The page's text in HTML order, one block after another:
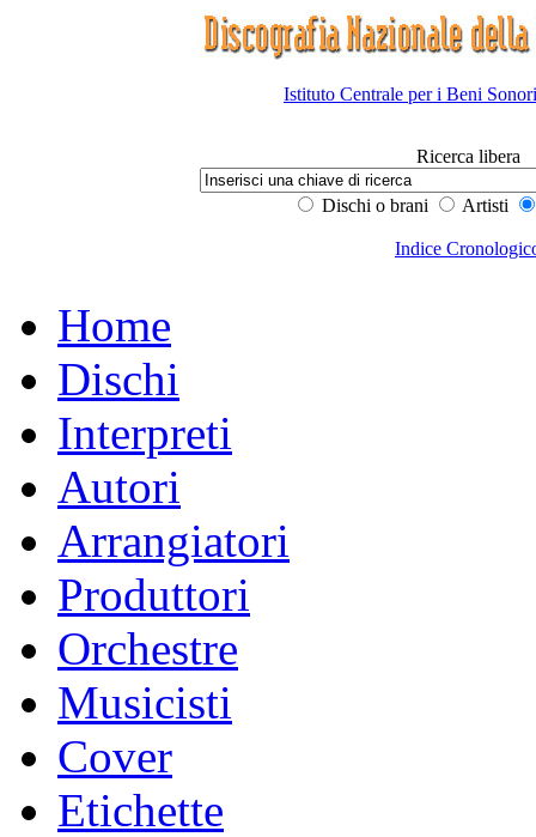
Istituto Centrale per i Beni
Ricerca libera
Dischi o brani Artisti
Indice
Home
Dischi
Interpreti
Autori
Arrangiatori
Produttori
Orchestre
Musicisti
Cover
Etichette